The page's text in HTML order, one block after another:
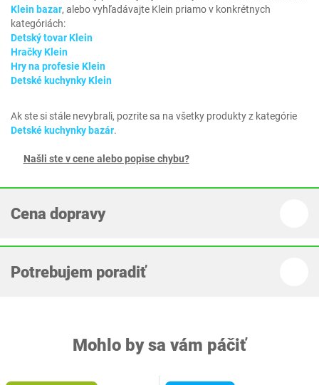
Klein bazar, alebo vyhľadávajte Klein priamo v konkrétnych
kategóriách:
Detský tovar Klein
Hračky Klein
Hry na profesie Klein
Detské kuchynky Klein
Ak ste si stále nevybrali, pozrite sa na všetky produkty z kategórie
Detské kuchynky bazár.
Našli ste v cene alebo popise chybu?
Cena dopravy
Potrebujem poradiť
Mohlo by sa vám páčiť